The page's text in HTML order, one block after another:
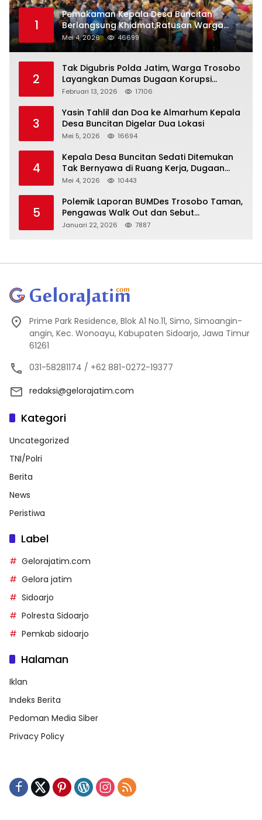
1
Pemakaman Kepala Desa Buncitan
Berlangsung Khidmat,Ratusan Warga
Larut Dalam Duka Yang Mendalam
Mei 4, 2026 46699
2
Tak Digubris Polda Jatim, Warga Trosobo
Layangkan Dumas Dugaan Korupsi
Oknum DPRD Sidoarjo ke Kapolri
Februari 13, 2026 17106
3
Yasin Tahlil dan Doa ke Almarhum Kepala
Desa Buncitan Digelar Dua Lokasi
Mei 5, 2026 16694
4
Kepala Desa Buncitan Sedati Ditemukan
Tak Bernyawa di Ruang Kerja, Dugaan
Bunuh Diri Menguat
Mei 4, 2026 10443
5
Polemik Laporan BUMDes Trosobo Taman,
Pengawas Walk Out dan Sebut
Kejanggalan
Januari 22, 2026 7887
Prime Park Residence, Blok A1 No.11, Simo, Simoangin-
angin, Kec. Wonoayu, Kabupaten Sidoarjo, Jawa Timur
61261
031-58281174 / +62 881-0272-19377
redaksi@gelorajatim.com
Kategori
Uncategorized
TNI/Polri
Berita
News
Peristiwa
Label
Gelorajatim.com
Gelora jatim
Sidoarjo
Polresta Sidoarjo
Pemkab sidoarjo
Halaman
Iklan
Indeks Berita
Pedoman Media Siber
Privacy Policy